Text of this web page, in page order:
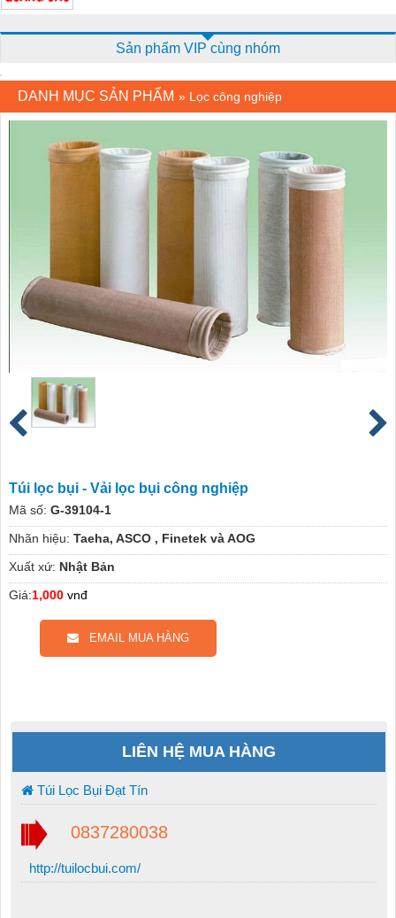
Sản phẩm VIP cùng nhóm
DANH MỤC SẢN PHẨM » Lọc công nghiệp
Túi lọc bụi - Vải lọc bụi công nghiệp
Mã số: G-39104-1
Nhãn hiệu: Taeha, ASCO , Finetek và AOG
Xuất xứ: Nhật Bản
Giá:1,000 vnđ
EMAIL MUA HÀNG
LIÊN HỆ MUA HÀNG
Túi Lọc Bụi Đạt Tín
0837280038
http://tuilocbui.com/